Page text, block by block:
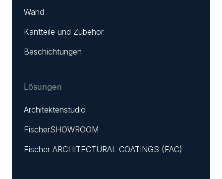
Wand
Kantteile und Zubehör
Beschichtungen
Lösungen
Architektenstudio
FischerSHOWROOM
Fischer ARCHITECTURAL COATINGS (FAC)